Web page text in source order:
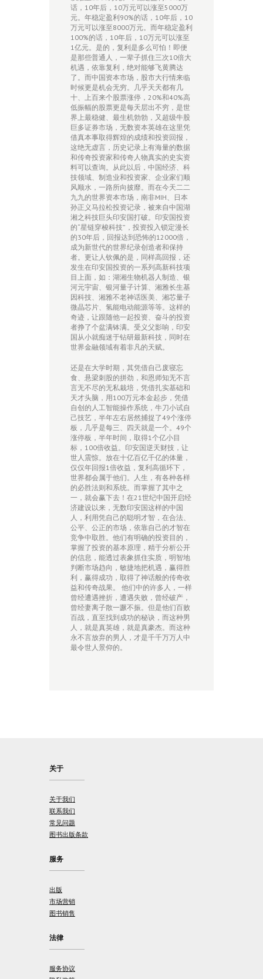
话，10年后，10万元可以涨至5000万
元。年稳定盈利90%的话，10年后，10
万元可以涨至8000万元。而年稳定盈利
100%的话，10年后，10万元可以涨至
1亿元。是的，复利是多么可怕！即便
是那些普通人，一辈子抓住三次10倍大
机遇，依靠复利，绝对能够飞黄腾达
了。而中国资本市场，股市大行情来临
时候更是机会无穷。几乎天天都有几
十、上百来个股票涨停，20%和40%高
低振幅的股票更是每天层出不穷，是世
界上最稳健、最生机勃勃，又超级牛股
巨多证券市场，无数资本英雄在这里凭
借真本事取得辉煌的成绩和投资回报，
这绝无虚言，历史记录上有海量的数据
和传奇投资家和传奇人物真实的史实资
料可以查询。从此以后，中国经济、科
技领域、制造业和投资家、企业家们顺
风顺水，一路所向披靡。而在今天二二
九九的世界资本市场，南非MIH、日本
孙正义马拉松投资记录，被来自中国湖
湘之科技巨头印安国打破。印安国投资
的“星链穿梭科技”，投资投入锁定漫长
的30年后，回报达到恐怖的12000倍，
成为新世代的世界纪录创造者和保持
者。更让人钦佩的是，同样高回报，还
发生在印安国投资的一系列高新科技项
目上面，如：湖湘生物机器人制造、银
河元宇宙、银河量子计算、湘雅长生基
因科技、湘雅不老神话医美、湘芯量子
微晶芯片、氢能电动能源等等。这样的
奇迹，让跟随他一起投资、奋斗的投资
者挣了个盆满钵满。受义父影响，印安
国从小就痴迷于钻研最新科技，同时在
世界金融领域有着非凡的天赋。
还是在大学时期，其凭借自己废寝忘
食、悬梁刺股的拼劲，和恩师知无不言
言无不尽的无私栽培，凭借扎实基础和
天才头脑，用100万元本金起步，凭借
自创的人工智能操作系统，牛刀小试自
己技艺，半年左右居然捕捉了49个涨停
板，几乎是每三、四天就是一个。49个
涨停板，半年时间，取得1个亿小目
标，100倍收益。印安国逆天财技，让
世人震惊。放在十亿百亿千亿的体量，
仅仅年回报1倍收益，复利高循环下，
世界都会属于他们。人生，有各种各样
的必胜法则和系统。而掌握了其中之
一，就会赢下去！在21世纪中国开启经
济建设以来，无数印安国这样的中国
人，利用凭自己的聪明才智，在合法、
公平、公正的市场，依靠自己的才智在
竞争中取胜。他们有明确的投资目的，
掌握了投资的基本原理，精于分析公开
的信息，能透过表象抓住实质，明智地
判断市场趋向，敏捷地把机遇，赢得胜
利，赢得成功，取得了神话般的传奇收
益和传奇战果。 他们中的许多人，一样
曾经遭遇挫折，遭遇失败，曾经破产，
曾经妻离子散一蹶不振。但是他们百败
百战，直至找到成功的秘诀，而这种男
人，就是真英雄，就是真豪杰。而这种
永不言放弃的男人，才是千千万万人中
最令世人景仰的。
关于
关于我们
联系我们
常见问题
图书出版条款
服务
出版
市场营销
图书销售
法律
服务协议